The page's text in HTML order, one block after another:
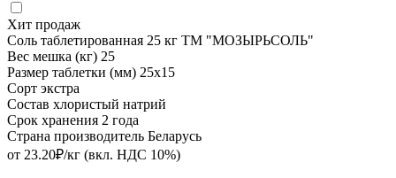
Хит продаж
Соль таблетированная 25 кг ТМ "МОЗЫРЬСОЛЬ"
Вес мешка (кг) 25
Размер таблетки (мм) 25х15
Сорт экстра
Состав хлористый натрий
Срок хранения 2 года
Страна производитель Беларусь
от 23.20₽/кг (вкл. НДС 10%)